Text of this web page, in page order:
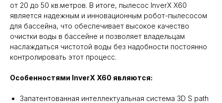
от 20 до 50 кв.метров. В итоге, пылесос InverX X60
является надежным и инновационным робот-пылесосом
для бассейна, что обеспечивает высокое качество
очистки воды в бассейне и позволяет владельцам
наслаждаться чистотой воды без надобности постоянно
контролировать этот процесс.
Особенностями InverX X60 являются:
Запатентованная интеллектуальная система 3D S path